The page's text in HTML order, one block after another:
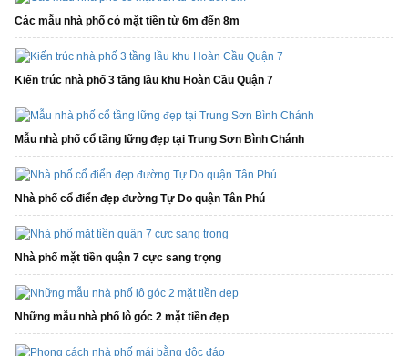
Các mẫu nhà phố có mặt tiền từ 6m đến 8m
Kiến trúc nhà phố 3 tầng lầu khu Hoàn Cầu Quận 7
Mẫu nhà phố cổ tầng lững đẹp tại Trung Sơn Bình Chánh
Nhà phố cổ điển đẹp đường Tự Do quận Tân Phú
Nhà phố mặt tiền quận 7 cực sang trọng
Những mẫu nhà phố lô góc 2 mặt tiền đẹp